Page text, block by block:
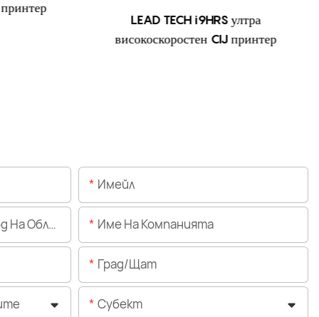
LEAD TECH i9HRS ултра
високоскоростен CIJ принтер
Имейл
Име На Компанията
Град/щат
Субект